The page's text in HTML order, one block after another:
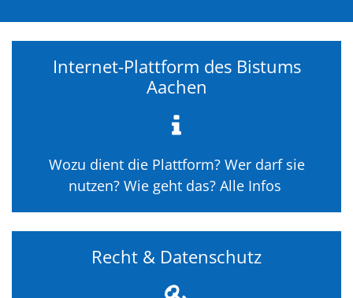
Internet-Plattform des Bistums
Aachen
Wozu dient die Plattform? Wer darf sie
nutzen? Wie geht das? Alle Infos
Recht & Datenschutz